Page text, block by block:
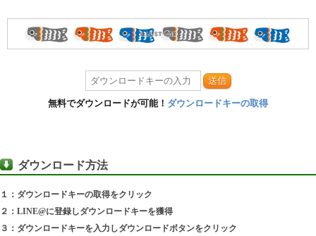
送信
無料でダウンロードが可能！ ダウンロードキーの取得
ダウンロード方法
１：ダウンロードキーの取得をクリック
２：LINE@に登録しダウンロードキーを獲得
３：ダウンロードキーを入力しダウンロードボタンをクリック